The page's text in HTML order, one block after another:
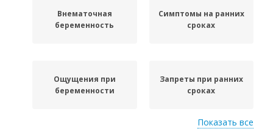
Внематочная
беременность
Симптомы на ранних
сроках
Ощущения при
беременности
Запреты при ранних
сроках
Показать все